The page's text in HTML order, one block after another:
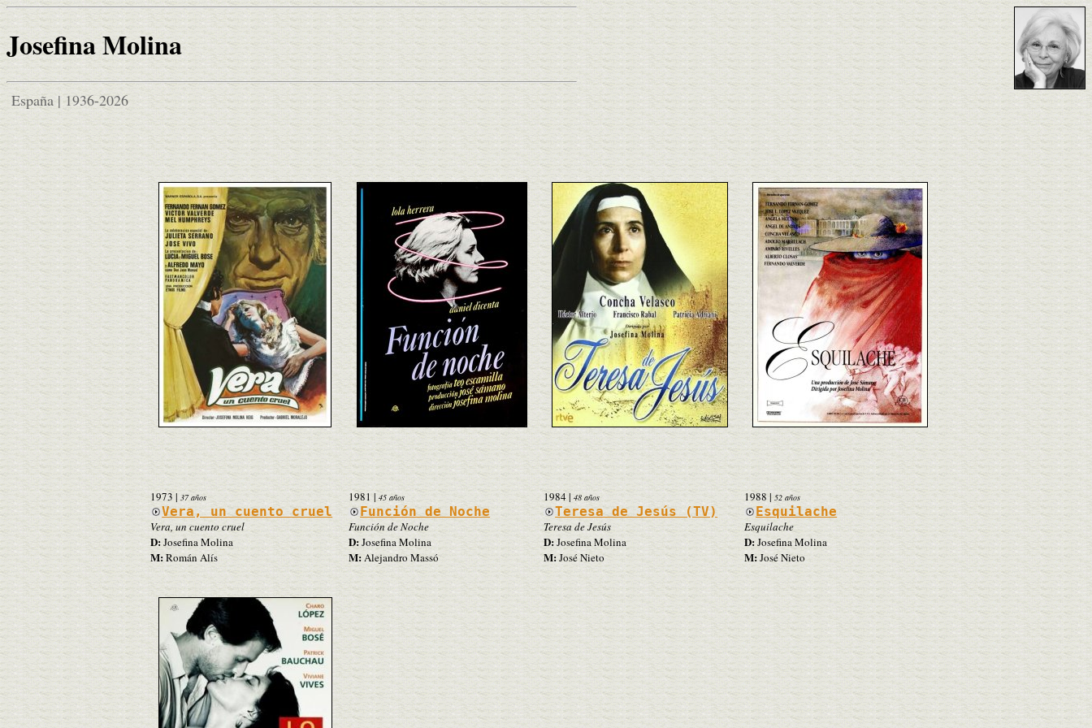
Josefina Molina
España | 1936-2026
1973 | 37 años
Vera, un cuento cruel
Vera, un cuento cruel
D:Josefina Molina
M:Román Alís
1981|45 años
Función de Noche
Función de Noche
D:Josefina Molina
M:Alejandro Massó
1984| 48 años
Teresa de Jesús (TV)
Teresa de Jesús
D:Josefina Molina
M:José Nieto
1988 |52 años
Esquilache
Esquilache
D: Josefina Molina
M:José Nieto